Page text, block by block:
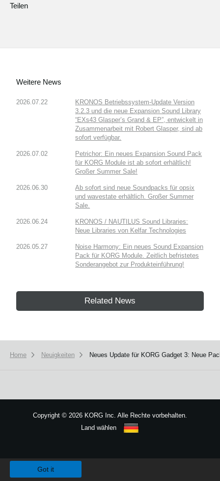
Teilen
Weitere News
2026.07.22
KRONOS Betriebssystem-Update Version
3.2.3 und die neue Expansion Sound Library
“EXs43 Glasper’s Grand & EP”, entwickelt in
Zusammenarbeit mit Robert Glasper, sind ab
sofort verfügbar.
2026.07.02
Petrichor: Ein neues Expansion Sound Pack
für KORG Module ist ab sofort erhältlich!
Großer Summer Sale!
2026.06.30
Ab sofort sind neue Soundpacks für opsix
und wavestate erhältlich. Großer Summer
Sale.
2026.06.24
KRONOS / NAUTILUS Sound Libraries:
Neue Libraries von Kelfar Technologies
2026.05.27
Noise Harmony: Ein neues Sound Expansion
Pack für KORG Module. Zeitlich befristetes
Sonderangebot zur Produkteinführung!
Related News
Home Neuigkeiten Neues Update für KORG Gadget 3: Neue
Copyright © 2026 KORG Inc. Alle Rechte vorbehalten.
Land wählen
Got it